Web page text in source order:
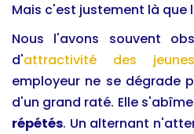
Mais c'est justement là que
Nous l'avons souvent
d'attractivité des
employeur ne se dégrade
d'un grand raté. Elle
répétés. Un alternant